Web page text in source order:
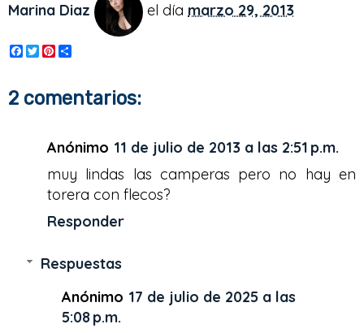
Marina Diaz el día marzo 29, 2013
F
a
e
b
T
w
t
t
P
t
e
s
t
r
e
2 comentarios:
Anónimo 11 de julio de 2013 a las 2:51 p.m.
muy lindas las camperas pero no hay en
torera con flecos?
Responder
Respuestas
Anónimo 17 de julio de 2025 a las
5:08 p.m.